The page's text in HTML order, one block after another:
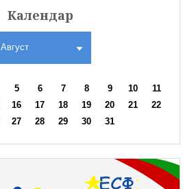
Календар
Август
5 6 7 8 9 10
11
16 17 18 19 20 21
22
27 28 29 30 31